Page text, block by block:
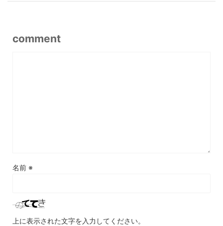
comment
名前 ※
上に表示された文字を入力してください。